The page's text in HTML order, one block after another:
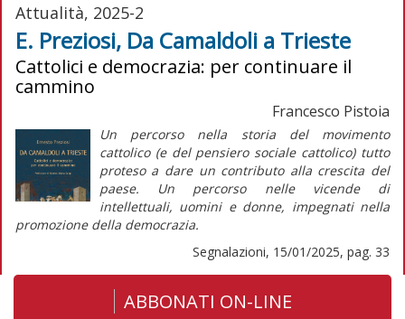
Attualità, 2025-2
E. Preziosi, Da Camaldoli a Trieste
Cattolici e democrazia: per continuare il
cammino
Francesco Pistoia
Un percorso nella storia del movimento
cattolico (e del pensiero sociale cattolico) tutto
proteso a dare un contributo alla crescita del
paese. Un percorso nelle vicende di
intellettuali, uomini e donne, impegnati nella
promozione della democrazia.
Segnalazioni, 15/01/2025, pag. 33
ABBONATI ON-LINE